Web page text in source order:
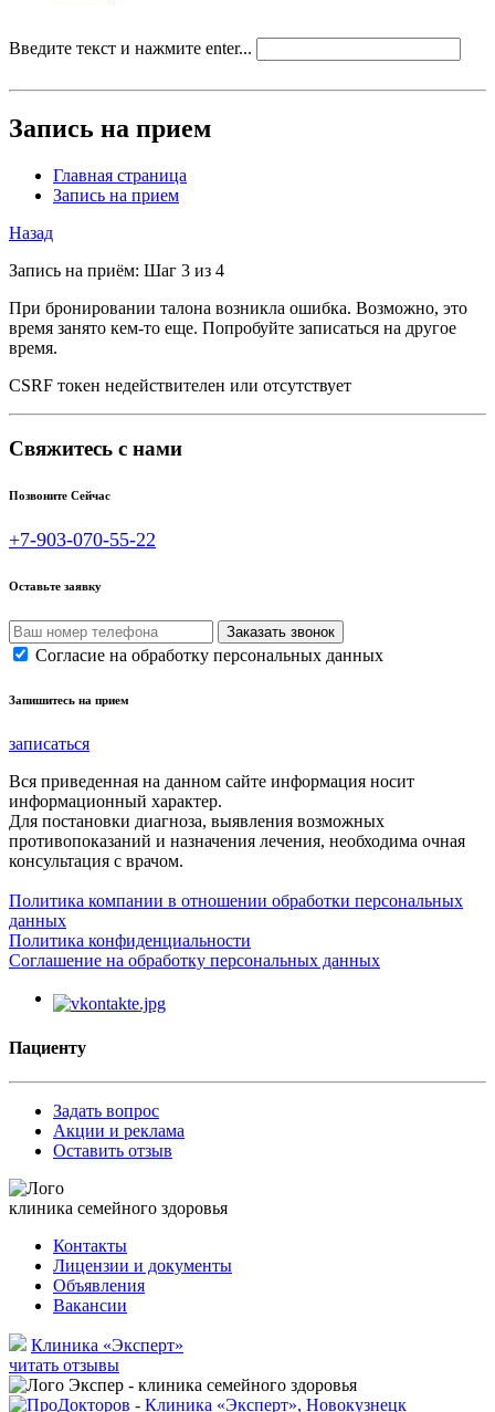
Введите текст и нажмите enter...
Запись на прием
Главная страница
Запись на прием
Назад
Запись на приём: Шаг 3 из 4
При бронировании талона возникла ошибка. Возможно, это
время занято кем-то еще. Попробуйте записаться на другое
время.
CSRF токен недействителен или отсутствует
Свяжитесь с нами
Позвоните Сейчас
+7-903-070-55-22
Оставьте заявку
Согласие на обработку персональных данных
Запишитесь на прием
записаться
Вся приведенная на данном сайте информация носит
информационный характер.
Для постановки диагноза, выявления возможных
противопоказаний и назначения лечения, необходима очная
консультация с врачом.
Политика компании в отношении обработки персональных
данных
Политика конфиденциальности
Соглашение на обработку персональных данных
Пациенту
Задать вопрос
Акции и реклама
Оставить отзыв
клиника семейного здоровья
Контакты
Лицензии и документы
Объявления
Вакансии
Клиника «Эксперт»
читать отзывы